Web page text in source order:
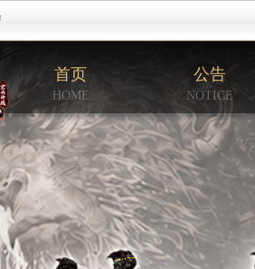
首页
HOME
公告
NOTICE